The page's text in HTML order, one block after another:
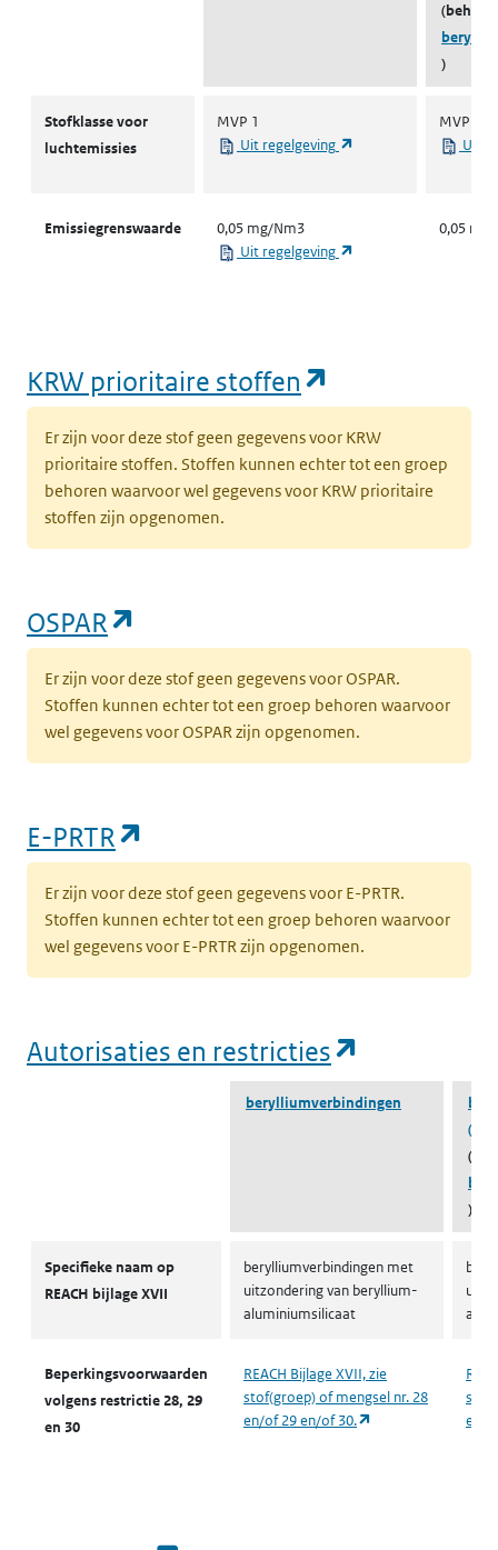
)
Stofklasse voor
luchtemissies
MVP 1
Uit regelgeving
(opent in een nieuw
MVP 1
Uit
Emissiegrenswaarde
0,05 mg/Nm3
Uit regelgeving
0,05
KRW prioritaire stoffen
Er zijn voor deze stof geen gegevens voor KRW
prioritaire stoffen. Stoffen kunnen echter tot een groep
behoren waarvoor wel gegevens voor KRW prioritaire
stoffen zijn opgenomen.
OSPAR
Er zijn voor deze stof geen gegevens voor OSPAR.
Stoffen kunnen echter tot een groep behoren waarvoor
wel gegevens voor OSPAR zijn opgenomen.
E-PRTR
Er zijn voor deze stof geen gegevens voor E-PRTR.
Stoffen kunnen echter tot een groep behoren waarvoor
wel gegevens voor E-PRTR zijn opgenomen.
Autorisaties en restricties
berylliumverbindingen
)
Specifieke naam op
REACH bijlage XVII
berylliumverbindingen met
uitzondering van beryllium-
aluminiumsilicaat
Beperkingsvoorwaarden
volgens restrictie 28, 29
en 30
REACH Bijlage XVII, zie
stof(groep) of mengsel nr. 28
en/of 29 en/of 30.
(opent in een en/